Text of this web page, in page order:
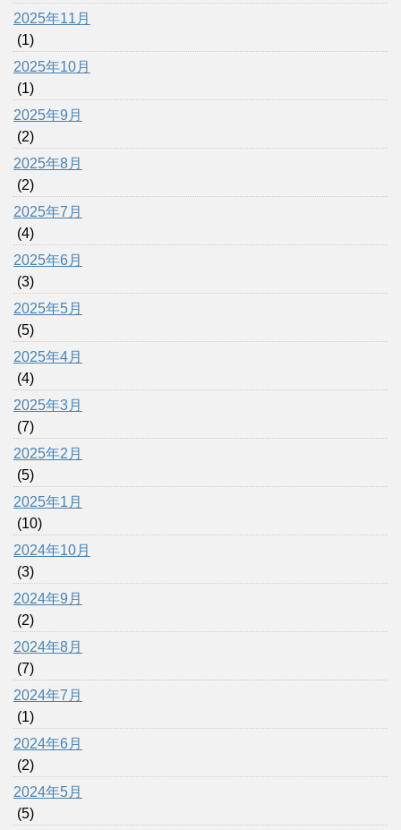
2025年11月
(1)
2025年10月
(1)
2025年9月
(2)
2025年8月
(2)
2025年7月
(4)
2025年6月
(3)
2025年5月
(5)
2025年4月
(4)
2025年3月
(7)
2025年2月
(5)
2025年1月
(10)
2024年10月
(3)
2024年9月
(2)
2024年8月
(7)
2024年7月
(1)
2024年6月
(2)
2024年5月
(5)